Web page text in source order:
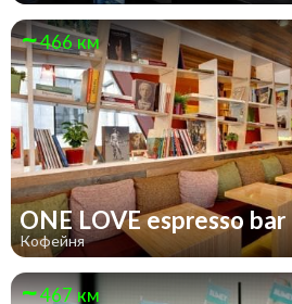
466 км
ONE LOVE espresso bar
Кофейня
467 км